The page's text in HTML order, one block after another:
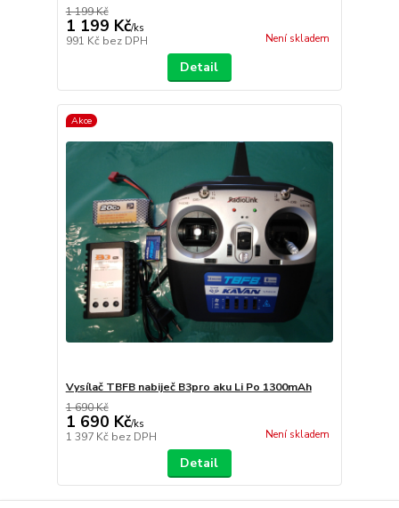
1 199 Kč
1 199 Kč/ks
991 Kč bez DPH Není skladem
Detail
Akce
Vysílač TBFB nabiječ B3pro aku Li Po 1300mAh
1 690 Kč
1 690 Kč/ks
1 397 Kč bez DPH Není skladem
Detail